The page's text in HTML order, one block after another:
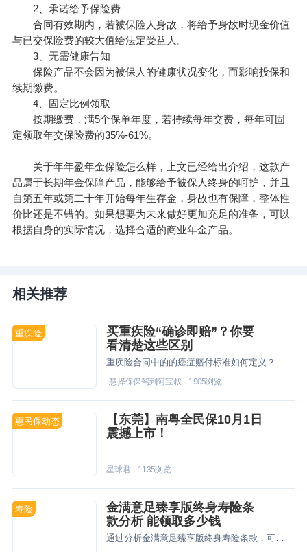
2、承诺给予保险费
合同有效期内，若被保险人身故，将给予身故时现金价值
与已交保险费的较大值给法定受益人。
3、无需健康告知
保险产品不会因为被保人的健康状况变化，而影响投保和
续期缴费。
4、固定比例领取
按期缴费，满5个保单年度，若持续每年交费，每年可固
定领取年交保险费的35%-61%。
关于年年盈年金保险怎么样，上文已经给出介绍，这款产
品属于长期年金保障产品，能够给予被保人终身的呵护，并且
自第五年或第二十年开始每年生存金，身故也有保障，整体性
价比还是不错的。如果想要为未来做好更加充足的准备，可以
根据自身的实际情况，选择合适的商业年金产品。
相关推荐
重疾险
买重疾险“确诊即赔”？你要
看清楚这些区别
重疾险合同中的的癌症赔付标准如何定义？
慧择保保驾到阿宝叔· 1905浏览
惠民保动态
【东莞】南粤全民保10月1日
震撼上市！
星球君· 1135浏览
寿险
金满意足臻享版终身寿险条
款分析 能领取多少钱
通过分析金满意足臻享版终身寿险条款，可以了解到这款产品的保障内容和优缺点，至于到期能领多少钱，需要结合具体的案例来进行分析。